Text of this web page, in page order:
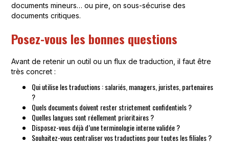
documents mineurs… ou pire, on sous-sécurise des
documents critiques.
Posez-vous les bonnes questions
Avant de retenir un outil ou un flux de traduction, il faut être
très concret :
Qui utilise les traductions : salariés, managers, juristes, partenaires
?
Quels documents doivent rester strictement confidentiels ?
Quelles langues sont réellement prioritaires ?
Disposez-vous déjà d’une terminologie interne validée ?
Souhaitez-vous centraliser vos traductions pour toutes les filiales ?